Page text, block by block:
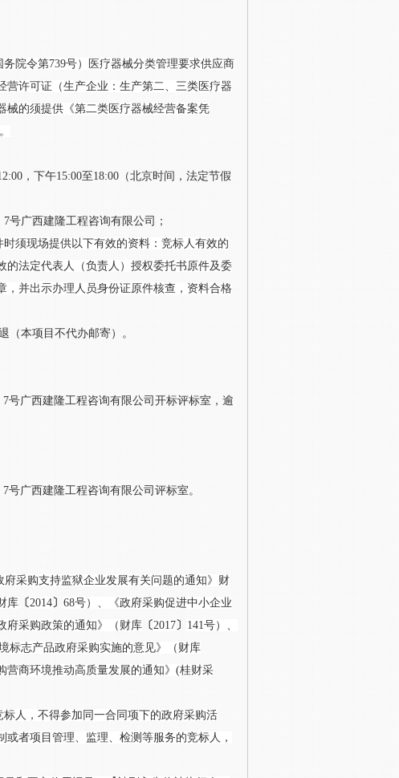
院令第739号）医疗器械分类管理要求供应商
许可证（生产企业：生产第二、三类医疗器
械的须提供《第二类医疗器械经营备案凭
，下午15:00至18:00（北京时间，法定节假
号广西建隆工程咨询有限公司；
须现场提供以下有效的资料：竞标人有效的
法定代表人（负责人）授权委托书原件及委
，并出示办理人员身份证原件核查 ， 资料合格
（本项目不代办邮寄）。
7号广西建隆工程咨询有限公司开标评标室，逾
7号广西建隆工程咨询有限公司评标室。
府采购支持监狱企业发展有关问题的通知》 财
库〔2014〕 68号）、《政府采购促进中小企业
府采购政策的通知》（财库〔2017〕 141号）、
标志产品政府采购实施的意见》（财库
营商环境推动高质量发展的通知》(桂财采
人，不得参加同一合同项下的政府采购活
者项目管理、监理、检测等服务的竞标人，